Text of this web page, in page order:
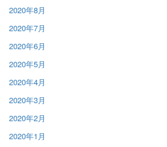
2020年8月
2020年7月
2020年6月
2020年5月
2020年4月
2020年3月
2020年2月
2020年1月